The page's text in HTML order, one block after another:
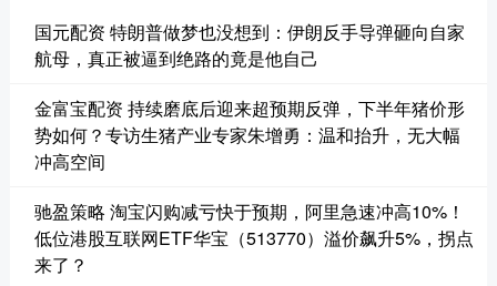
国元配资 特朗普做梦也没想到：伊朗反手导弹砸向自家
航母，真正被逼到绝路的竟是他自己
金富宝配资 持续磨底后迎来超预期反弹，下半年猪价形
势如何？专访生猪产业专家朱增勇：温和抬升，无大幅
冲高空间
驰盈策略 淘宝闪购减亏快于预期，阿里急速冲高10%！
低位港股互联网ETF华宝（513770）溢价飙升5%，拐点
来了？